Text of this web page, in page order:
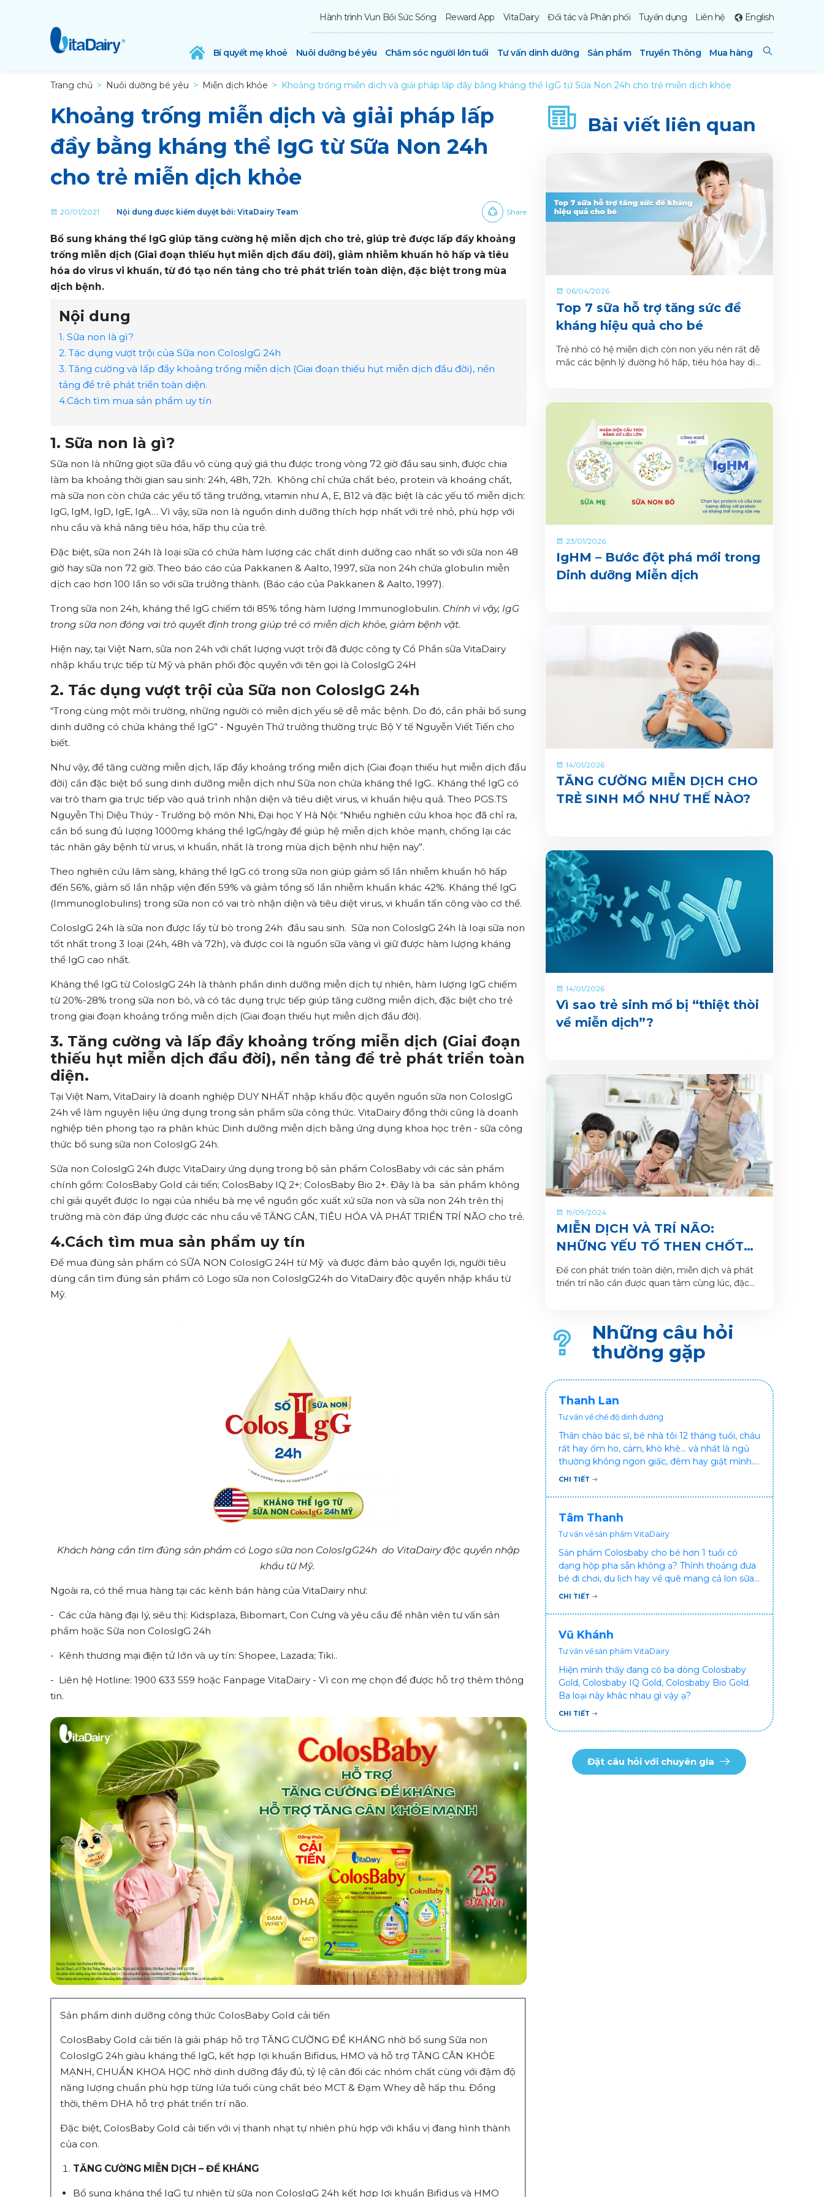
Hành trình Vun Bồi Sức Sống Reward App VitaDairy Đối tác và Phân phối Tuyển dụng Liên hệ English
Bí quyết mẹ khoẻ Nuôi dưỡng bé yêu Chăm sóc người lớn tuổi Tư vấn dinh dưỡng Sản phẩm Truyền Thông Mua hàng
Trang chủ Nuôi dưỡng bé yêu Miễn dịch khỏe Khoảng trống miễn dịch và giải pháp lấp đầy bằng kháng thể IgG từ Sữa Non 24h cho trẻ miễn dịch khỏe
Khoảng trống miễn dịch và giải pháp lấp
đầy bằng kháng thể IgG từ Sữa Non 24h
cho trẻ miễn dịch khỏe
20/01/2021 Nội dung được kiểm duyệt bởi: VitaDairy Team Share
Bổ sung kháng thể IgG giúp tăng cường hệ miễn dịch cho trẻ, giúp trẻ được lấp đầy khoảng
trống miễn dịch (Giai đoạn thiếu hụt miễn dịch đầu đời), giảm nhiễm khuẩn hô hấp và tiêu
hóa do virus vi khuẩn, từ đó tạo nền tảng cho trẻ phát triển toàn diện, đặc biệt trong mùa
dịch bệnh.
Nội dung
1. Sữa non là gì?
2. Tác dụng vượt trội của Sữa non ColosIgG 24h
3. Tăng cường và lấp đầy khoảng trống miễn dịch (Giai đoạn thiếu hụt miễn dịch đầu đời), nền
tảng để trẻ phát triển toàn diện.
4.Cách tìm mua sản phẩm uy tín
1. Sữa non là gì?
Sữa non là những giọt sữa đầu vô cùng quý giá thu được trong vòng 72 giờ đầu sau sinh, được chia
làm ba khoảng thời gian sau sinh: 24h, 48h, 72h. Không chỉ chứa chất béo, protein và khoáng chất,
mà sữa non còn chứa các yếu tố tăng trưởng, vitamin như A, E, B12 và đặc biệt là các yếu tố miễn dịch:
IgG, IgM, IgD, IgE, IgA… Vì vậy, sữa non là nguồn dinh dưỡng thích hợp nhất với trẻ nhỏ, phù hợp với
nhu cầu và khả năng tiêu hóa, hấp thụ của trẻ.
Đặc biệt, sữa non 24h là loại sữa có chứa hàm lượng các chất dinh dưỡng cao nhất so với sữa non 48
giờ hay sữa non 72 giờ. Theo báo cáo của Pakkanen & Aalto, 1997, sữa non 24h chứa globulin miễn
dịch cao hơn 100 lần so với sữa trưởng thành. (Báo cáo của Pakkanen & Aalto, 1997).
Trong sữa non 24h, kháng thể IgG chiếm tới 85% tổng hàm lượng Immunoglobulin. Chính vì vậy, IgG
trong sữa non đóng vai trò quyết định trong giúp trẻ có miễn dịch khỏe, giảm bệnh vặt.
Hiện nay, tại Việt Nam, sữa non 24h với chất lượng vượt trội đã được công ty Cổ Phần sữa VitaDairy
nhập khẩu trực tiếp từ Mỹ và phân phối độc quyền với tên gọi là ColosIgG 24H
2. Tác dụng vượt trội của Sữa non ColosIgG 24h
“Trong cùng một môi trường, những người có miễn dịch yếu sẽ dễ mắc bệnh. Do đó, cần phải bổ sung
dinh dưỡng có chứa kháng thể IgG” - Nguyên Thứ trưởng thường trực Bộ Y tế Nguyễn Viết Tiến cho
biết.
Như vậy, để tăng cường miễn dịch, lấp đầy khoảng trống miễn dịch (Giai đoạn thiếu hụt miễn dịch đầu
đời) cần đặc biệt bổ sung dinh dưỡng miễn dịch như Sữa non chứa kháng thể IgG.. Kháng thể IgG có
vai trò tham gia trực tiếp vào quá trình nhận diện và tiêu diệt virus, vi khuẩn hiệu quả. Theo PGS.TS
Nguyễn Thị Diệu Thúy - Trưởng bộ môn Nhi, Đại học Y Hà Nội: “Nhiều nghiên cứu khoa học đã chỉ ra,
cần bổ sung đủ lượng 1000mg kháng thể IgG/ngày để giúp hệ miễn dịch khỏe mạnh, chống lại các
tác nhân gây bệnh từ virus, vi khuẩn, nhất là trong mùa dịch bệnh như hiện nay”.
Theo nghiên cứu lâm sàng, kháng thể IgG có trong sữa non giúp giảm số lần nhiễm khuẩn hô hấp
đến 56%, giảm số lần nhập viện đến 59% và giảm tổng số lần nhiễm khuẩn khác 42%. Kháng thể IgG
(Immunoglobulins) trong sữa non có vai trò nhận diện và tiêu diệt virus, vi khuẩn tấn công vào cơ thể.
ColosIgG 24h là sữa non được lấy từ bò trong 24h đầu sau sinh. Sữa non ColosIgG 24h là loại sữa non
tốt nhất trong 3 loại (24h, 48h và 72h), và được coi là nguồn sữa vàng vì giữ được hàm lượng kháng
thể IgG cao nhất.
Kháng thể IgG từ ColosIgG 24h là thành phần dinh dưỡng miễn dịch tự nhiên, hàm lượng IgG chiếm
từ 20%-28% trong sữa non bò, và có tác dụng trực tiếp giúp tăng cường miễn dịch, đặc biệt cho trẻ
trong giai đoạn khoảng trống miễn dịch (Giai đoạn thiếu hụt miễn dịch đầu đời).
3. Tăng cường và lấp đầy khoảng trống miễn dịch (Giai đoạn
thiếu hụt miễn dịch đầu đời), nền tảng để trẻ phát triển toàn
diện.
Tại Việt Nam, VitaDairy là doanh nghiệp DUY NHẤT nhập khẩu độc quyền nguồn sữa non ColosIgG
24h về làm nguyên liệu ứng dụng trong sản phẩm sữa công thức. VitaDairy đồng thời cũng là doanh
nghiệp tiên phong tạo ra phân khúc Dinh dưỡng miễn dịch bằng ứng dụng khoa học trên - sữa công
thức bổ sung sữa non ColosIgG 24h.
Sữa non ColosIgG 24h được VitaDairy ứng dụng trong bộ sản phẩm ColosBaby với các sản phẩm
chính gồm: ColosBaby Gold cải tiến; ColosBaby IQ 2+; ColosBaby Bio 2+. Đây là ba sản phẩm không
chỉ giải quyết được lo ngại của nhiều bà mẹ về nguồn gốc xuất xứ sữa non và sữa non 24h trên thị
trường mà còn đáp ứng được các nhu cầu về TĂNG CÂN, TIÊU HÓA VÀ PHÁT TRIỂN TRÍ NÃO cho trẻ.
4.Cách tìm mua sản phẩm uy tín
Để mua đúng sản phẩm có SỮA NON ColosIgG 24H từ Mỹ và được đảm bảo quyền lợi, người tiêu
dùng cần tìm đúng sản phẩm có Logo sữa non ColosIgG24h do VitaDairy độc quyền nhập khẩu từ
Mỹ.
Khách hàng cần tìm đúng sản phẩm có Logo sữa non ColosIgG24h do VitaDairy độc quyền nhập
khẩu từ Mỹ.
Ngoài ra, có thể mua hàng tại các kênh bán hàng của VitaDairy như:
- Các cửa hàng đại lý, siêu thị: Kidsplaza, Bibomart, Con Cưng và yêu cầu để nhân viên tư vấn sản
phẩm hoặc Sữa non ColosIgG 24h
- Kênh thương mại điện tử lớn và uy tín: Shopee, Lazada; Tiki..
- Liên hệ Hotline: 1900 633 559 hoặc Fanpage VitaDairy - Vì con mẹ chọn để được hỗ trợ thêm thông
tin.
Sản phẩm dinh dưỡng công thức ColosBaby Gold cải tiến
ColosBaby Gold cải tiến là giải pháp hỗ trợ TĂNG CƯỜNG ĐỀ KHÁNG nhờ bổ sung Sữa non
ColosIgG 24h giàu kháng thể IgG, kết hợp lợi khuẩn Bifidus, HMO và hỗ trợ TĂNG CÂN KHỎE
MẠNH, CHUẨN KHOA HỌC nhờ dinh dưỡng đầy đủ, tỷ lệ cân đối các nhóm chất cùng với đậm độ
năng lượng chuẩn phù hợp từng lứa tuổi cùng chất béo MCT & Đạm Whey dễ hấp thu. Đồng
thời, thêm DHA hỗ trợ phát triển trí não.
Đặc biệt, ColosBaby Gold cải tiến với vị thanh nhạt tự nhiên phù hợp với khẩu vị đang hình thành
của con.
TĂNG CƯỜNG MIỄN DỊCH – ĐỀ KHÁNG
Bổ sung kháng thể IgG tự nhiên từ sữa non ColosIgG 24h kết hợp lợi khuẩn Bifidus và HMO
Bài viết liên quan
06/04/2026
Top 7 sữa hỗ trợ tăng sức đề
kháng hiệu quả cho bé
Trẻ nhỏ có hệ miễn dịch còn non yếu nên rất dễ
mắc các bệnh lý đường hô hấp, tiêu hóa hay dị
23/01/2026
IgHM – Bước đột phá mới trong
Dinh dưỡng Miễn dịch
14/01/2026
TĂNG CƯỜNG MIỄN DỊCH CHO
TRẺ SINH MỔ NHƯ THẾ NÀO?
14/01/2026
Vì sao trẻ sinh mổ bị “thiệt thòi
về miễn dịch”?
19/09/2024
MIỄN DỊCH VÀ TRÍ NÃO:
NHỮNG YẾU TỐ THEN CHỐT
GIÚP TRẺ PHÁT TRIỂN TOÀN
DIỆN
Để con phát triển toàn diện, miễn dịch và phát
triển trí não cần được quan tâm cùng lúc, đặc
Những câu hỏi
thường gặp
Thanh Lan
Tư vấn về chế độ dinh dưỡng
Thân chào bác sĩ, bé nhà tôi 12 tháng tuổi, cháu
rất hay ốm ho, cảm, khò khè... và nhất là ngủ
thường không ngon giấc, đêm hay giật mình.
Vậy xin hỏi bác sĩ, bé bị tình trạng vậy nên làm
ạ? Thấy cháu vậy gia đình ai cũng xót, mẹ cũng
cực vì chăm cháu hay ốm ạ?. Cảm ơn bác sĩ.
CHI TIẾT
Tâm Thanh
Tư vấn về sản phẩm VitaDairy
Sản phẩm Colosbaby cho bé hơn 1 tuổi có
dạng hộp pha sẵn không ạ? Thỉnh thoảng đưa
bé đi chơi, du lịch hay về quê mang cả lon sữa
khá bất tiện mà mình không muốn đổi cho bé
hưởng sức khỏe!
CHI TIẾT
Vũ Khánh
Tư vấn về sản phẩm VitaDairy
Hiện mình thấy đang có ba dòng Colosbaby
Gold, Colosbaby IQ Gold, Colosbaby Bio Gold.
Ba loại này khác nhau gì vậy ạ?
CHI TIẾT
Đặt câu hỏi với chuyên gia